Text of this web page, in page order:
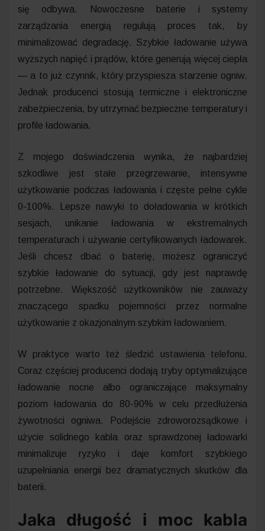
się odbywa. Nowoczesne baterie i systemy
zarządzania energią regulują proces tak, by
minimalizować degradację. Szybkie ładowanie używa
wyższych napięć i prądów, które generują więcej ciepła
— a to już czynnik, który przyspiesza starzenie ogniw.
Jednak producenci stosują termiczne i elektroniczne
zabezpieczenia, by utrzymać bezpieczne temperatury i
profile ładowania.
Z mojego doświadczenia wynika, że najbardziej
szkodliwe jest stałe przegrzewanie, intensywne
użytkowanie podczas ładowania i częste pełne cykle
0-100%. Lepsze nawyki to doładowania w krótkich
sesjach, unikanie ładowania w ekstremalnych
temperaturach i używanie certyfikowanych ładowarek.
Jeśli chcesz dbać o baterię, możesz ograniczyć
szybkie ładowanie do sytuacji, gdy jest naprawdę
potrzebne. Większość użytkowników nie zauważy
znaczącego spadku pojemności przez normalne
użytkowanie z okazjonalnym szybkim ładowaniem.
W praktyce warto też śledzić ustawienia telefonu.
Coraz częściej producenci dodają tryby optymalizujące
ładowanie nocne albo ograniczające maksymalny
poziom ładowania do 80-90% w celu przedłużenia
żywotności ogniwa. Podejście zdroworozsądkowe i
użycie solidnego kabla oraz sprawdzonej ładowarki
minimalizuje ryzyko i daje komfort szybkiego
uzupełniania energii bez dramatycznych skutków dla
baterii.
Jaka długość i moc kabla